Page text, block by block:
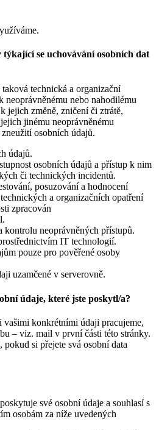
týkající se uchovávání osobních dat
technická a organizační
nebo nahodilému
jejich změně, zničení či ztrátě,
jinému neoprávněnému
osobních údajů.
údajů.
osobních údajů a přístup k nim
či technických incidentů.
posuzování a hodnocení
a organizačních opatření
zpracován
kontrolu neoprávněných přístupů.
IT technologií.
pouze pro pověřené osoby
uzamčené v serverovně.
údaje, které jste poskytl/a?
vašimi konkrétními údaji pracujeme,
– viz. mail v první části této stránky.
si přejete svá osobní data
své osobní údaje a souhlasí s
osobám za níže uvedených